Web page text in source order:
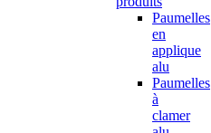
Paumelles
en
applique
alu
Paumelles
à
clamer